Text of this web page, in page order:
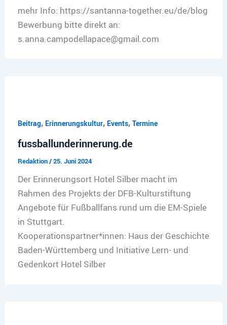
mehr Info: https://santanna-together.eu/de/blog
Bewerbung bitte direkt an:
s.anna.campodellapace@gmail.com
Beitrag, Erinnerungskultur, Events, Termine
fussballunderinnerung.de
Redaktion/25. Juni 2024
Der Erinnerungsort Hotel Silber macht im
Rahmen des Projekts der DFB-Kulturstiftung
Angebote für Fußballfans rund um die EM-Spiele
in Stuttgart.
Kooperationspartner*innen: Haus der Geschichte
Baden-Württemberg und Initiative Lern- und
Gedenkort Hotel Silber